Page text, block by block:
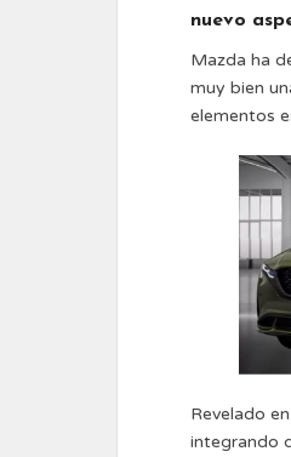
nuevo
Mazda ha
muy bien
elementos
Revelado
integrando